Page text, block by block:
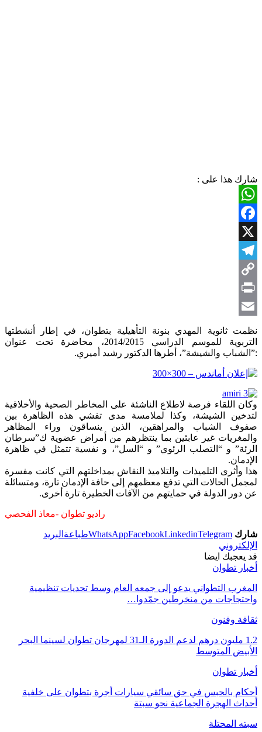
شارك هذا على :
WhatsApp
Facebook
X
Telegram
Copy
Link
Print
Email
نظمت ثانوية المهدي بنونة التأهيلية بتطوان، في إطار أنشطتها
التربوية للموسم الدراسي 2014/2015، محاضرة تحت عنوان
:”الشباب والشيشة”، أطرها الدكتور رشيد أميري.
وكان اللقاء فرصة لاطلاع الناشئة على المخاطر الصحية والأخلاقية
لتدخين الشيشة، وكذا لملامسة مدى تفشي هذه الظاهرة بين
صفوف الشباب والمراهقين، الذين ينساقون وراء المظاهر
والمغريات غير عابئين بما ينتظرهم من أمراض عضوية ك”سرطان
الرئة” و “التصلب الرئوي” و “السل”، و نفسية تتمثل في ظاهرة
الإدمان.
هذا وأثرى التلميذات والتلاميذ النقاش بمداخلتهم التي كانت مفسرة
لمجمل الحالات التي تدفع معظمهم إلى حافة الإدمان تارة، ومتسائلة
عن دور الدولة في حمايتهم من الآفات الخطيرة تارة أخرى.
راديو تطوان -معاذ الفحصي
شارك WhatsAppFacebookLinkedinTelegram طباعة البريد
الإلكتروني
قد يعجبك ايضا
أخبار تطوان
المغرب التطواني يدعو إلى جمعه العام وسط تحديات تنظيمية
واحتجاجات من منخرطين جمّدوا…
ثقافة وفنون
1.2 مليون درهم لدعم الدورة الـ31 لمهرجان تطوان لسينما البحر
الأبيض المتوسط
أخبار تطوان
أحكام بالحبس في حق سائقي سيارات أجرة بتطوان على خلفية
أحداث الهجرة الجماعية نحو سبتة
سبته المحتلة